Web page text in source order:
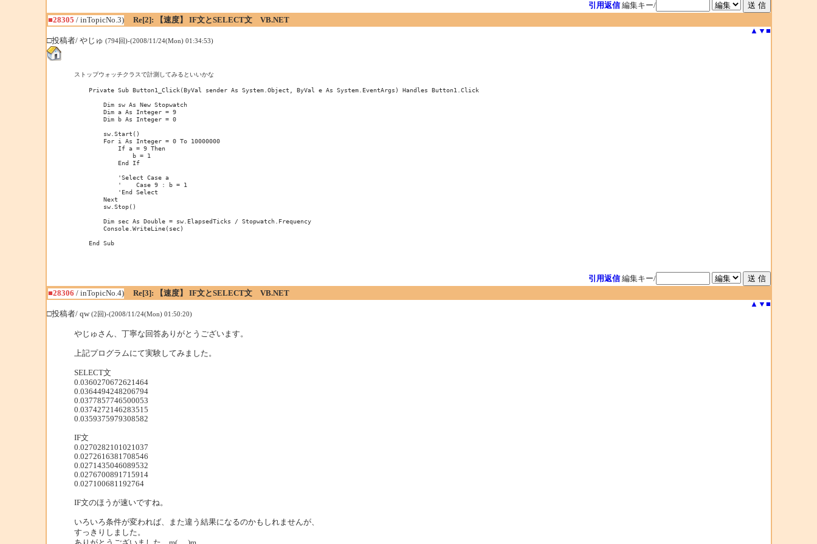
引用返信 編集キー/
■28305 / inTopicNo.3)
Re[2]: 【速度】 IF文とSELECT文 VB.NET
▲ ▼ ■
□投稿者/ やじゅ (794回)-(2008/11/24(Mon) 01:34:53)
ストップウォッチクラスで計測してみるといいかな
    Private Sub Button1_Click(ByVal sender As System.Object, ByVal e As System.EventArgs) Handles Button1.Click
        Dim sw As New Stopwatch
        Dim a As Integer = 9
        Dim b As Integer = 0
        sw.Start()
        For i As Integer = 0 To 10000000
            If a = 9 Then
                b = 1
            End If
            'Select Case a
            '    Case 9 : b = 1
            'End Select
        Next
        sw.Stop()
        Dim sec As Double = sw.ElapsedTicks / Stopwatch.Frequency
        Console.WriteLine(sec)
    End Sub
引用返信 編集キー/
■28306 / inTopicNo.4)
Re[3]: 【速度】 IF文とSELECT文 VB.NET
▲ ▼ ■
□投稿者/ qw(2回)-(2008/11/24(Mon) 01:50:20)
やじゅさん、丁寧な回答ありがとうございます。
上記プログラムにて実験してみました。
SELECT文
0.0360270672621464
0.0364494248206794
0.0377857746500053
0.0374272146283515
0.0359375979308582
IF文
0.0270282101021037
0.0272616381708546
0.0271435046089532
0.0276700891715914
0.027100681192764
IF文のほうが速いですね。
いろいろ条件が変われば、また違う結果になるのかもしれませんが、
すっきりしました。